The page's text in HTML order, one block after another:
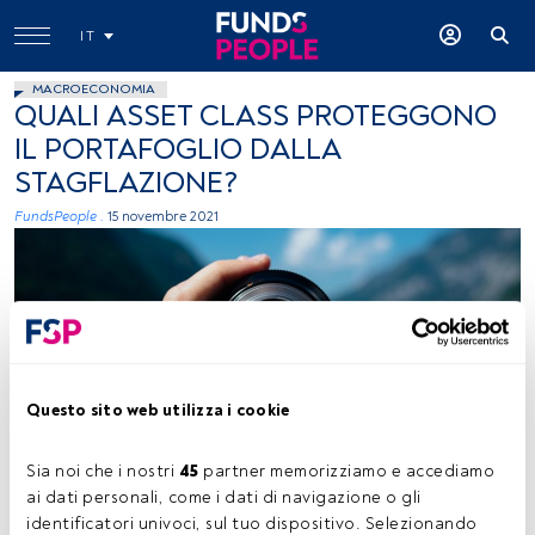
Questo sito web utilizza i cookie
Sia noi che i nostri 45 partner memorizziamo e accediamo
ai dati personali, come i dati di navigazione o gli
identificatori univoci, sul tuo dispositivo. Selezionando
IT
MACROECONOMIA
QUALI ASSET CLASS PROTEGGONO
IL PORTAFOGLIO DALLA
STAGFLAZIONE?
FundsPeople . 15 novembre 2021
Tempo di lettura: 16 s.